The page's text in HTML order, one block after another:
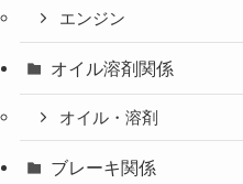
エンジン
オイル溶剤関係
オイル・溶剤
ブレーキ関係